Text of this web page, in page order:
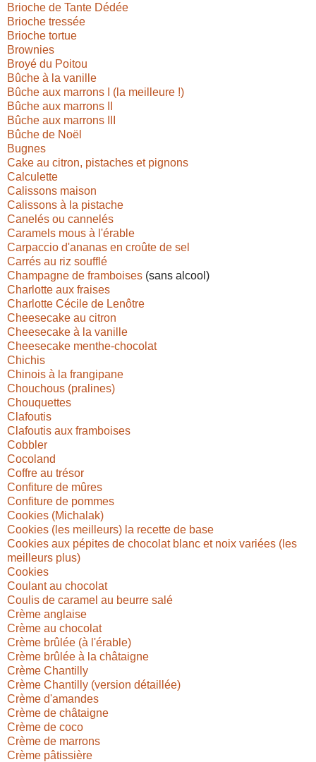
Brioche de Tante Dédée
Brioche tressée
Brioche tortue
Brownies
Broyé du Poitou
Bûche à la vanille
Bûche aux marrons I (la meilleure !)
Bûche aux marrons II
Bûche aux marrons III
Bûche de Noël
Bugnes
Cake au citron, pistaches et pignons
Calculette
Calissons maison
Calissons à la pistache
Canelés ou cannelés
Caramels mous à l'érable
Carpaccio d'ananas en croûte de sel
Carrés au riz soufflé
Champagne de framboises (sans alcool)
Charlotte aux fraises
Charlotte Cécile de Lenôtre
Cheesecake au citron
Cheesecake à la vanille
Cheesecake menthe-chocolat
Chichis
Chinois à la frangipane
Chouchous (pralines)
Chouquettes
Clafoutis
Clafoutis aux framboises
Cobbler
Cocoland
Coffre au trésor
Confiture de mûres
Confiture de pommes
Cookies (Michalak)
Cookies (les meilleurs) la recette de base
Cookies aux pépites de chocolat blanc et noix variées (les
meilleurs plus)
Cookies
Coulant au chocolat
Coulis de caramel au beurre salé
Crème anglaise
Crème au chocolat
Crème brûlée (à l'érable)
Crème brûlée à la châtaigne
Crème Chantilly
Crème Chantilly (version détaillée)
Crème d'amandes
Crème de châtaigne
Crème de coco
Crème de marrons
Crème pâtissière